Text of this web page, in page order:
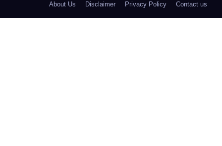
About Us Disclaimer Privacy Policy Contact us